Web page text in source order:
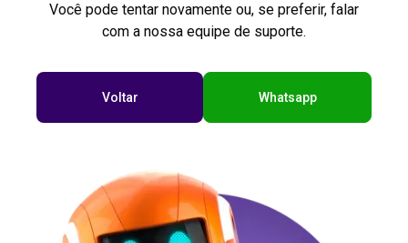
Você pode tentar novamente ou, se preferir, falar
com a nossa equipe de suporte.
Voltar Whatsapp